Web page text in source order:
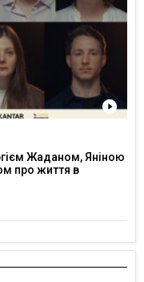
Жаданом, Яніною
про життя в